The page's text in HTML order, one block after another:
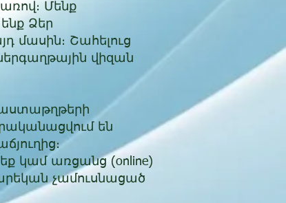
Մենք
Ձեր
մասին։ Շահելուց
վիզան
են
կամ առցանց (online)
չամուսնացած